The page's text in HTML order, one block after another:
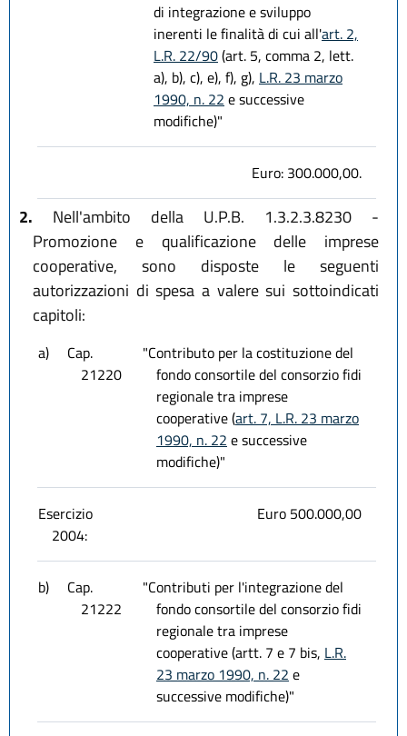
di integrazione e sviluppo
inerenti le finalità di cui all'art. 2,
L.R. 22/90(art. 5, comma 2, lett.
a), b), c), e), f), g), L.R. 23 marzo
1990, n. 22 e successive
modifiche)"
Euro: 300.000,00.
2. Nell'ambito della U.P.B. 1.3.2.3.8230 -
Promozione e qualificazione delle imprese
cooperative, sono disposte le seguenti
autorizzazioni di spesa a valere sui sottoindicati
capitoli:
a)
Cap.
21220
"Contributo per la costituzione del
fondo consortile del consorzio fidi
regionale tra imprese
cooperative (art. 7, L.R. 23 marzo
1990, n. 22 e successive
modifiche)"
Esercizio
2004:
Euro 500.000,00
b)
Cap.
21222
"Contributi per l'integrazione del
fondo consortile del consorzio fidi
regionale tra imprese
cooperative (artt. 7 e 7 bis, L.R.
23 marzo 1990, n. 22 e
successive modifiche)"